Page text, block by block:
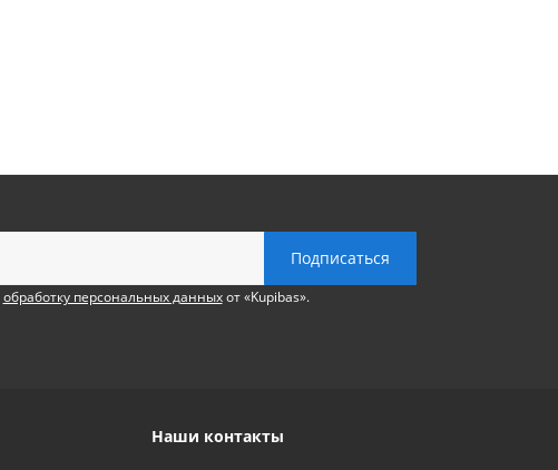
обработку персональных данныхот «Kupibas».
Наши контакты